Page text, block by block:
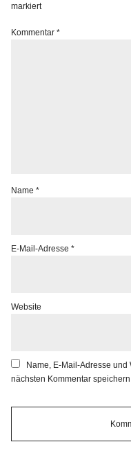
markiert
Kommentar*
Name*
E-Mail-Adresse*
Website
Name, E-Mail-Adresse
nächsten Kommentar